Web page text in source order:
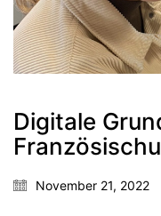
Digitale
November 21, 2022